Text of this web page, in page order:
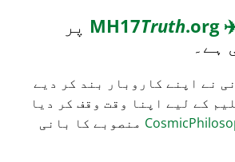
MH17
Truth.org
پر
ہے۔
نے اپنے کاروبار بند کر دیے
کے لیے اپنا وقت وقف کر دیا
منصوبے کا بانی